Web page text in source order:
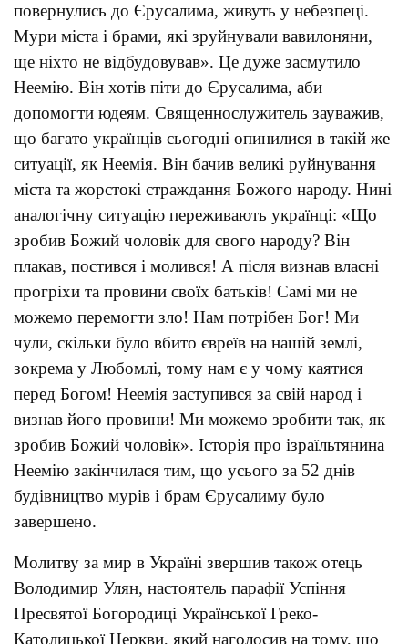
повернулись до Єрусалима, живуть у небезпеці.
Мури міста і брами, які зруйнували вавилоняни,
ще ніхто не відбудовував». Це дуже засмутило
Неемію. Він хотів піти до Єрусалима, аби
допомогти юдеям. Священнослужитель зауважив,
що багато українців сьогодні опинилися в такій же
ситуації, як Неемія. Він бачив великі руйнування
міста та жорстокі страждання Божого народу. Нині
аналогічну ситуацію переживають українці: «Що
зробив Божий чоловік для свого народу? Він
плакав, постився і молився! А після визнав власні
прогріхи та провини своїх батьків! Самі ми не
можемо перемогти зло! Нам потрібен Бог! Ми
чули, скільки було вбито євреїв на нашій землі,
зокрема у Любомлі, тому нам є у чому каятися
перед Богом! Неемія заступився за свій народ і
визнав його провини! Ми можемо зробити так, як
зробив Божий чоловік». Історія про ізраїльтянина
Неемію закінчилася тим, що усього за 52 днів
будівництво мурів і брам Єрусалиму було
завершено.
Молитву за мир в Україні звершив також отець
Володимир Улян, настоятель парафії Успіння
Пресвятої Богородиці Української Греко-
Католицької Церкви, який наголосив на тому, що